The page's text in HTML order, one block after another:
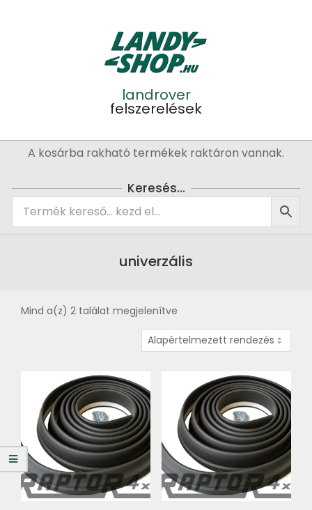
landrover
felszerelések
PrimaryA kosárba rakható termékek raktáron vannak.
Keresés…
univerzális
Mind a(z) 2 találat megjelenítve